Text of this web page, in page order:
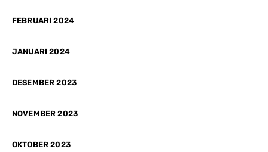
FEBRUARI 2024
JANUARI 2024
DESEMBER 2023
NOVEMBER 2023
OKTOBER 2023